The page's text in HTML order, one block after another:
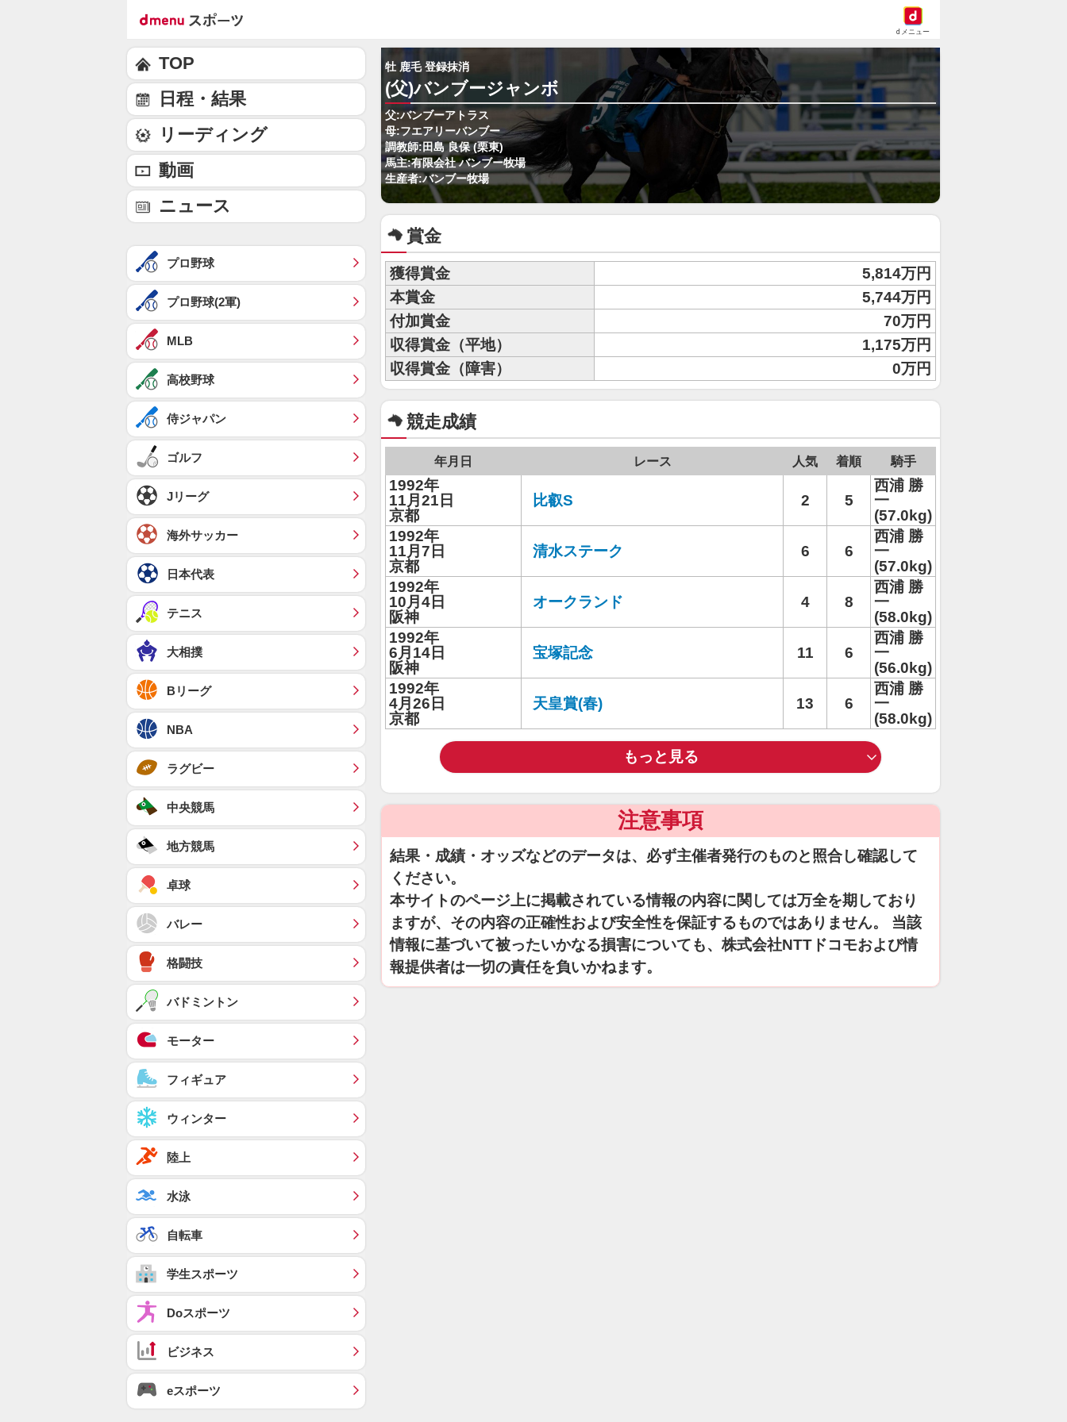
dメニュー
牡 鹿毛 登録抹消
(父)バンブージャンボ
父:バンブーアトラス
母:フエアリーバンブー
調教師:田島 良保 (栗東)
馬主:有限会社 バンブー牧場
生産者:バンブー牧場
賞金
獲得賞金
5,814万円
本賞金
5,744万円
付加賞金
70万円
収得賞金（平地）
1,175万円
収得賞金（障害）
0万円
競走成績
年月日 レース 人気 着順 騎手
1992年
11月21日
京都
比叡S 2 5
西浦 勝
一
(57.0kg)
1992年
11月7日
京都
清水ステーク 6 6
西浦 勝
一
(57.0kg)
1992年
10月4日
阪神
オークランド 4 8
西浦 勝
一
(58.0kg)
1992年
6月14日
阪神
宝塚記念 11 6
西浦 勝
一
(56.0kg)
1992年
4月26日
京都
天皇賞(春) 13 6
西浦 勝
一
(58.0kg)
もっと見る
注意事項
結果・成績・オッズなどのデータは、必ず主催者発行のものと照合し確認して
ください。
本サイトのページ上に掲載されている情報の内容に関しては万全を期しており
ますが、その内容の正確性および安全性を保証するものではありません。 当該
情報に基づいて被ったいかなる損害についても、株式会社NTTドコモおよび情
報提供者は一切の責任を負いかねます。
TOP
日程・結果
リーディング
動画
ニュース
プロ野球
プロ野球(2軍)
MLB
高校野球
侍ジャパン
ゴルフ
Jリーグ
海外サッカー
日本代表
テニス
大相撲
Bリーグ
NBA
ラグビー
中央競馬
地方競馬
卓球
バレー
格闘技
バドミントン
モーター
フィギュア
ウィンター
陸上
水泳
自転車
学生スポーツ
Doスポーツ
ビジネス
eスポーツ